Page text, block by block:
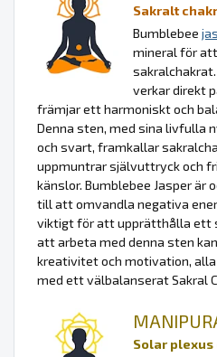
Sakralt
Bumblebee
mineral för
verkar direkt
främjar ett harmoniskt och
Denna sten, med sina livfulla
och svart, framkallar
uppmuntrar självuttryck och
känslor. Bumblebee Jasper är
till att omvandla negativa
viktigt för att upprätthålla ett
att arbeta med denna sten
kreativitet och motivation,
med ett välbalanserat Sakral
Solar plexus